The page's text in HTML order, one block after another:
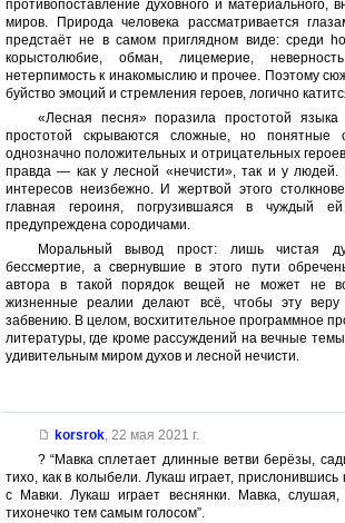
противопоставление духовного и материального,
миров. Природа человека рассматривается
предстаёт не в самом приглядном виде: среди
корыстолюбие, обман, лицемерие,
нетерпимость к инакомыслию и прочее. Поэтому
буйство эмоций и стремления героев, логично
«Лесная песня» поразила простотой
простотой скрываются сложные, но
однозначно положительных и отрицательных
правда — как у лесной «нечисти», так и у людей.
интересов неизбежно. И жертвой этого
главная героиня, погрузившаяся в чуждый
предупреждена сородичами.
Моральный вывод прост: лишь чистая
бессмертие, а свернувшие в этого пути
автора в такой порядок вещей не может не
жизненные реалии делают всё, чтобы эту веру
забвению. В целом, восхитительное программное
литературы, где кроме рассуждений на вечные
удивительным миром духов и лесной нечисти.
korsrok, 22 мая 2021 г.
? “Мавка сплетает длинные ветви берёзы,
тихо, как в колыбели. Лукаш играет, прислонившись
с Мавки. Лукаш играет веснянки. Мавка, слушая,
тихонечко тем самым голосом”.